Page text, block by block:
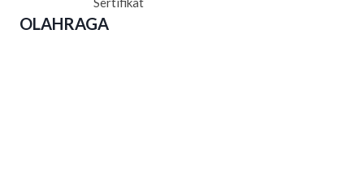
OLAHRAGA